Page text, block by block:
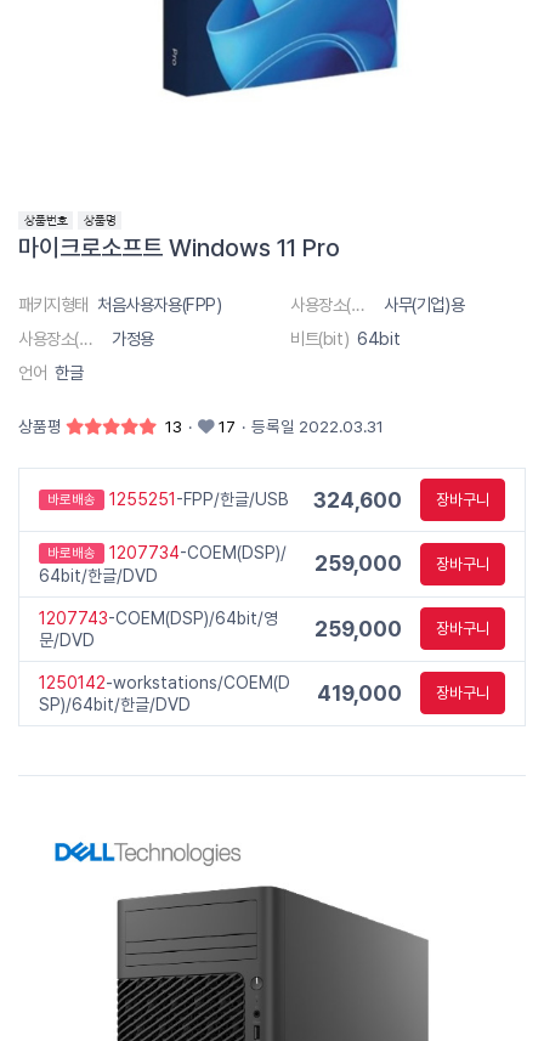
마이크로소프트 Windows 11 Pro
패키지형태 처음사용자용(FPP) 사용장소(대상)
사무(기업)용
사용장소(대상)
가정용 비트(bit) 64bit
언어 한글
상품평 13 · 17 · 등록일 2022.03.31
바로배송 1255251 -FPP/한글/USB 324,600 장바구니
바로배송 1207734-COEM(DSP)/
64bit/한글/DVD
259,000 장바구니
1207743-COEM(DSP)/64bit/영
문/DVD
259,000 장바구니
1250142-workstations/COEM(D
SP)/64bit/한글/DVD
419,000 장바구니